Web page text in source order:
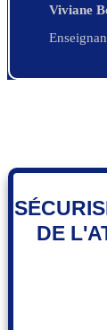
Viviane
DE